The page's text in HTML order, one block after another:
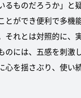
るものだろうか」と
とができ便利で多機
それとは対照的に、
のには、五感を刺激
心を揺さぶり、使い